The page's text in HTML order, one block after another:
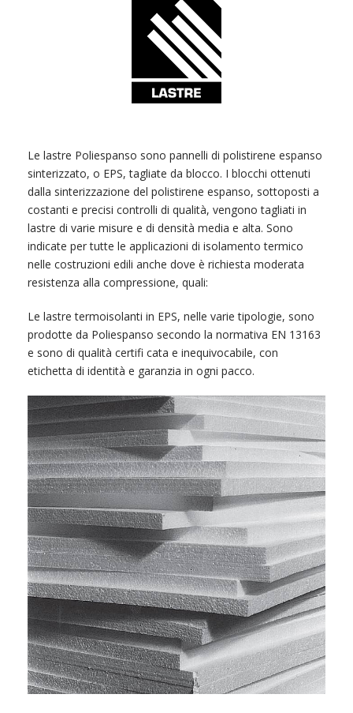
Le lastre Poliespanso sono pannelli di polistirene espanso
sinterizzato, o EPS, tagliate da blocco. I blocchi ottenuti
dalla sinterizzazione del polistirene espanso, sottoposti a
costanti e precisi controlli di qualità, vengono tagliati in
lastre di varie misure e di densità media e alta. Sono
indicate per tutte le applicazioni di isolamento termico
nelle costruzioni edili anche dove è richiesta moderata
resistenza alla compressione, quali:
Le lastre termoisolanti in EPS, nelle varie tipologie, sono
prodotte da Poliespanso secondo la normativa EN 13163
e sono di qualità certifi cata e inequivocabile, con
etichetta di identità e garanzia in ogni pacco.